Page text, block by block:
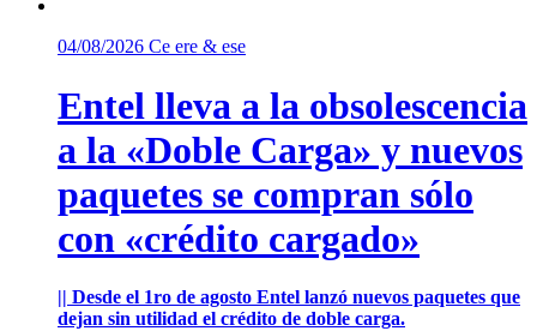
04/08/2026 Ce ere & ese
Entel lleva a la obsolescencia
a la «Doble Carga» y nuevos
paquetes se compran sólo
con «crédito cargado»
|| Desde el 1ro de agosto Entel lanzó nuevos paquetes que
dejan sin utilidad el crédito de doble carga.